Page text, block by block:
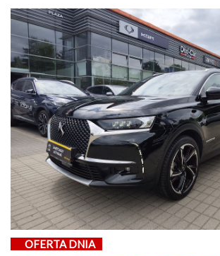
OFERTA DNIA